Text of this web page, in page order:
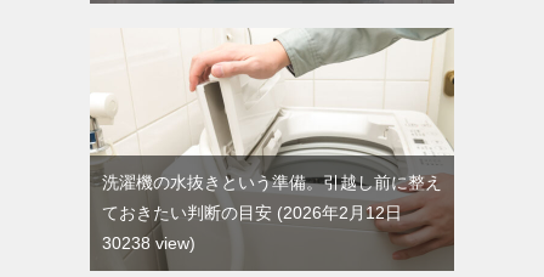
洗濯機の水抜きという準備。引越し前に整え
ておきたい判断の目安 2026年2月12日
30238 view